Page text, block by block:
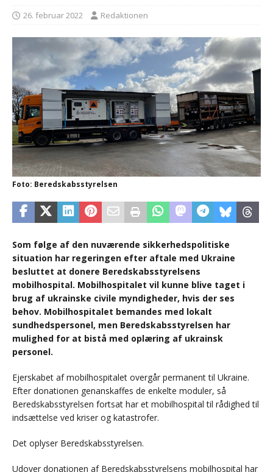
26. februar 2022 Redaktionen
Foto: Beredskabsstyrelsen
Som følge af den nuværende sikkerhedspolitiske
situation har regeringen efter aftale med Ukraine
besluttet at donere Beredskabsstyrelsens
mobilhospital. Mobilhospitalet vil kunne blive taget i
brug af ukrainske civile myndigheder, hvis der ses
behov. Mobilhospitalet bemandes med lokalt
sundhedspersonel, men Beredskabsstyrelsen har
mulighed for at bistå med oplæring af ukrainsk
personel.
Ejerskabet af mobilhospitalet overgår permanent til Ukraine.
Efter donationen genanskaffes de enkelte moduler, så
Beredskabsstyrelsen fortsat har et mobilhospital til rådighed til
indsættelse ved kriser og katastrofer.
Det oplyser Beredskabsstyrelsen.
Udover donationen af Beredskabsstyrelsens mobilhospital har